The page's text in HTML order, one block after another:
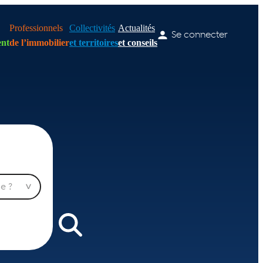
Professionnels
de l’immobilier
Collectivités
et territoires
Actualités
et conseils
Se connecter